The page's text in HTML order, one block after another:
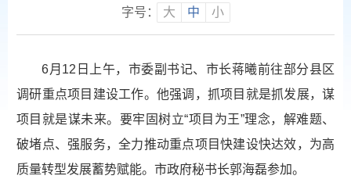
字号：
大 中 小
6月12日上午，市委副书记、市长蒋曦前往部分县区
调研重点项目建设工作。他强调，抓项目就是抓发展，谋
项目就是谋未来。要牢固树立“项目为王”理念，解难题、
破堵点、强服务，全力推动重点项目快建设快达效，为高
质量转型发展蓄势赋能。市政府秘书长郭海磊参加。